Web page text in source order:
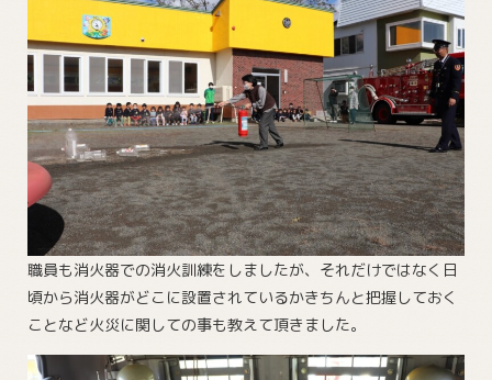
職員も消火器での消火訓練をしましたが、それだけではなく日
頃から消火器がどこに設置されているかきちんと把握しておく
ことなど火災に関しての事も教えて頂きました。